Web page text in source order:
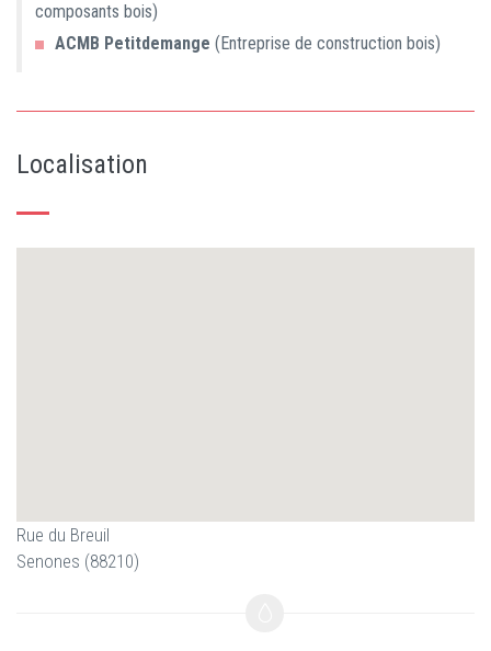
composants bois)
ACMB Petitdemange (Entreprise de construction bois)
Localisation
Rue du Breuil
Senones (88210)